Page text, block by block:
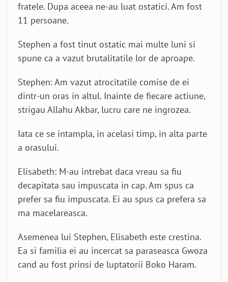
fratele. Dupa aceea ne-au luat ostatici. Am fost
11 persoane.
Stephen a fost tinut ostatic mai multe luni si
spune ca a vazut brutalitatile lor de aproape.
Stephen: Am vazut atrocitatile comise de ei
dintr-un oras in altul. Inainte de fiecare actiune,
strigau Allahu Akbar, lucru care ne ingrozea.
Iata ce se intampla, in acelasi timp, in alta parte
a orasului.
Elisabeth: M-au intrebat daca vreau sa fiu
decapitata sau impuscata in cap. Am spus ca
prefer sa fiu impuscata. Ei au spus ca prefera sa
ma macelareasca.
Asemenea lui Stephen, Elisabeth este crestina.
Ea si familia ei au incercat sa paraseasca Gwoza
cand au fost prinsi de luptatorii Boko Haram.